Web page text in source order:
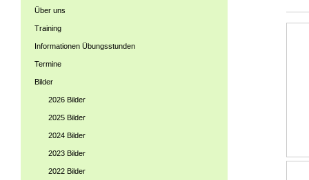
Über uns
Training
Informationen Übungsstunden
Termine
Bilder
2026 Bilder
2025 Bilder
2024 Bilder
2023 Bilder
2022 Bilder